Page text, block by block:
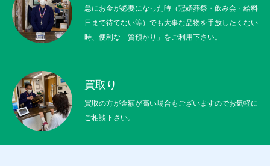
急にお金が必要になった時（冠婚葬祭・飲み会・給料
日まで待てない等）でも大事な品物を手放したくない
時、便利な「質預かり」をご利用下さい。
買取り
買取の方が金額が高い場合もございますのでお気軽に
ご相談下さい。